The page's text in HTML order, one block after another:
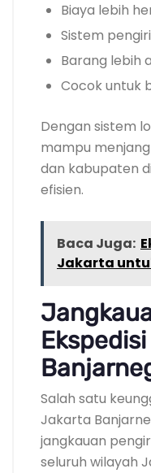
Biaya lebih
Sistem
Barang lebih
Cocok untuk
Dengan sistem
mampu
dan kabupaten
efisien.
Baca Juga:
Jakarta
Salah satu
Jakarta
jangkauan
seluruh wilayah